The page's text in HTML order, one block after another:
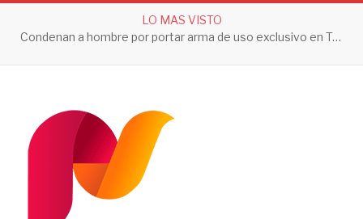
LO MAS VISTO
Condenan a hombre por portar arma de uso exclusivo en Tepic